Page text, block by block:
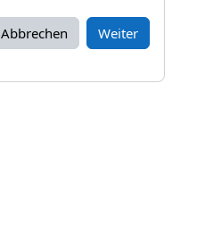
Abbrechen Weiter